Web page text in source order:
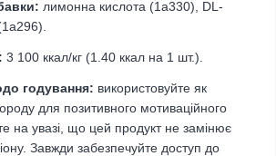
лимонна кислота (1a330), DL-
3 100 ккал/кг (1.40 ккал на 1 шт.).
годування: використовуйте як
для позитивного мотиваційного
на увазі, що цей продукт не замінює
Завжди забезпечуйте доступ до